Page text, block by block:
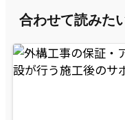
合わせて読みた